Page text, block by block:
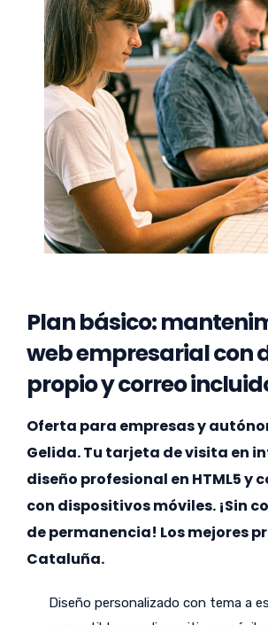
Plan básico:
web empresarial con
propio y correo
Oferta para empresas y
Gelida. Tu tarjeta de visita en
diseño profesional en HTML5 y
con dispositivos móviles. ¡Sin
de permanencia! Los mejores
Cataluña.
Diseño personalizado con tema a